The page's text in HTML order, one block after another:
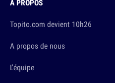
À PROPOS
Topito.com devient 10h26
A propos de nous
L'équipe